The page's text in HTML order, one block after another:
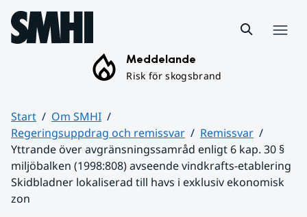
Hoppa till sidans innehåll
Meddelande
Risk för skogsbrand
Start
Om SMHI
Regeringsuppdrag och remissvar
Remissvar
Yttrande över avgränsningssamråd enligt 6 kap. 30 §
miljöbalken (1998:808) avseende vindkrafts-etablering
Skidbladner lokaliserad till havs i exklusiv ekonomisk
zon